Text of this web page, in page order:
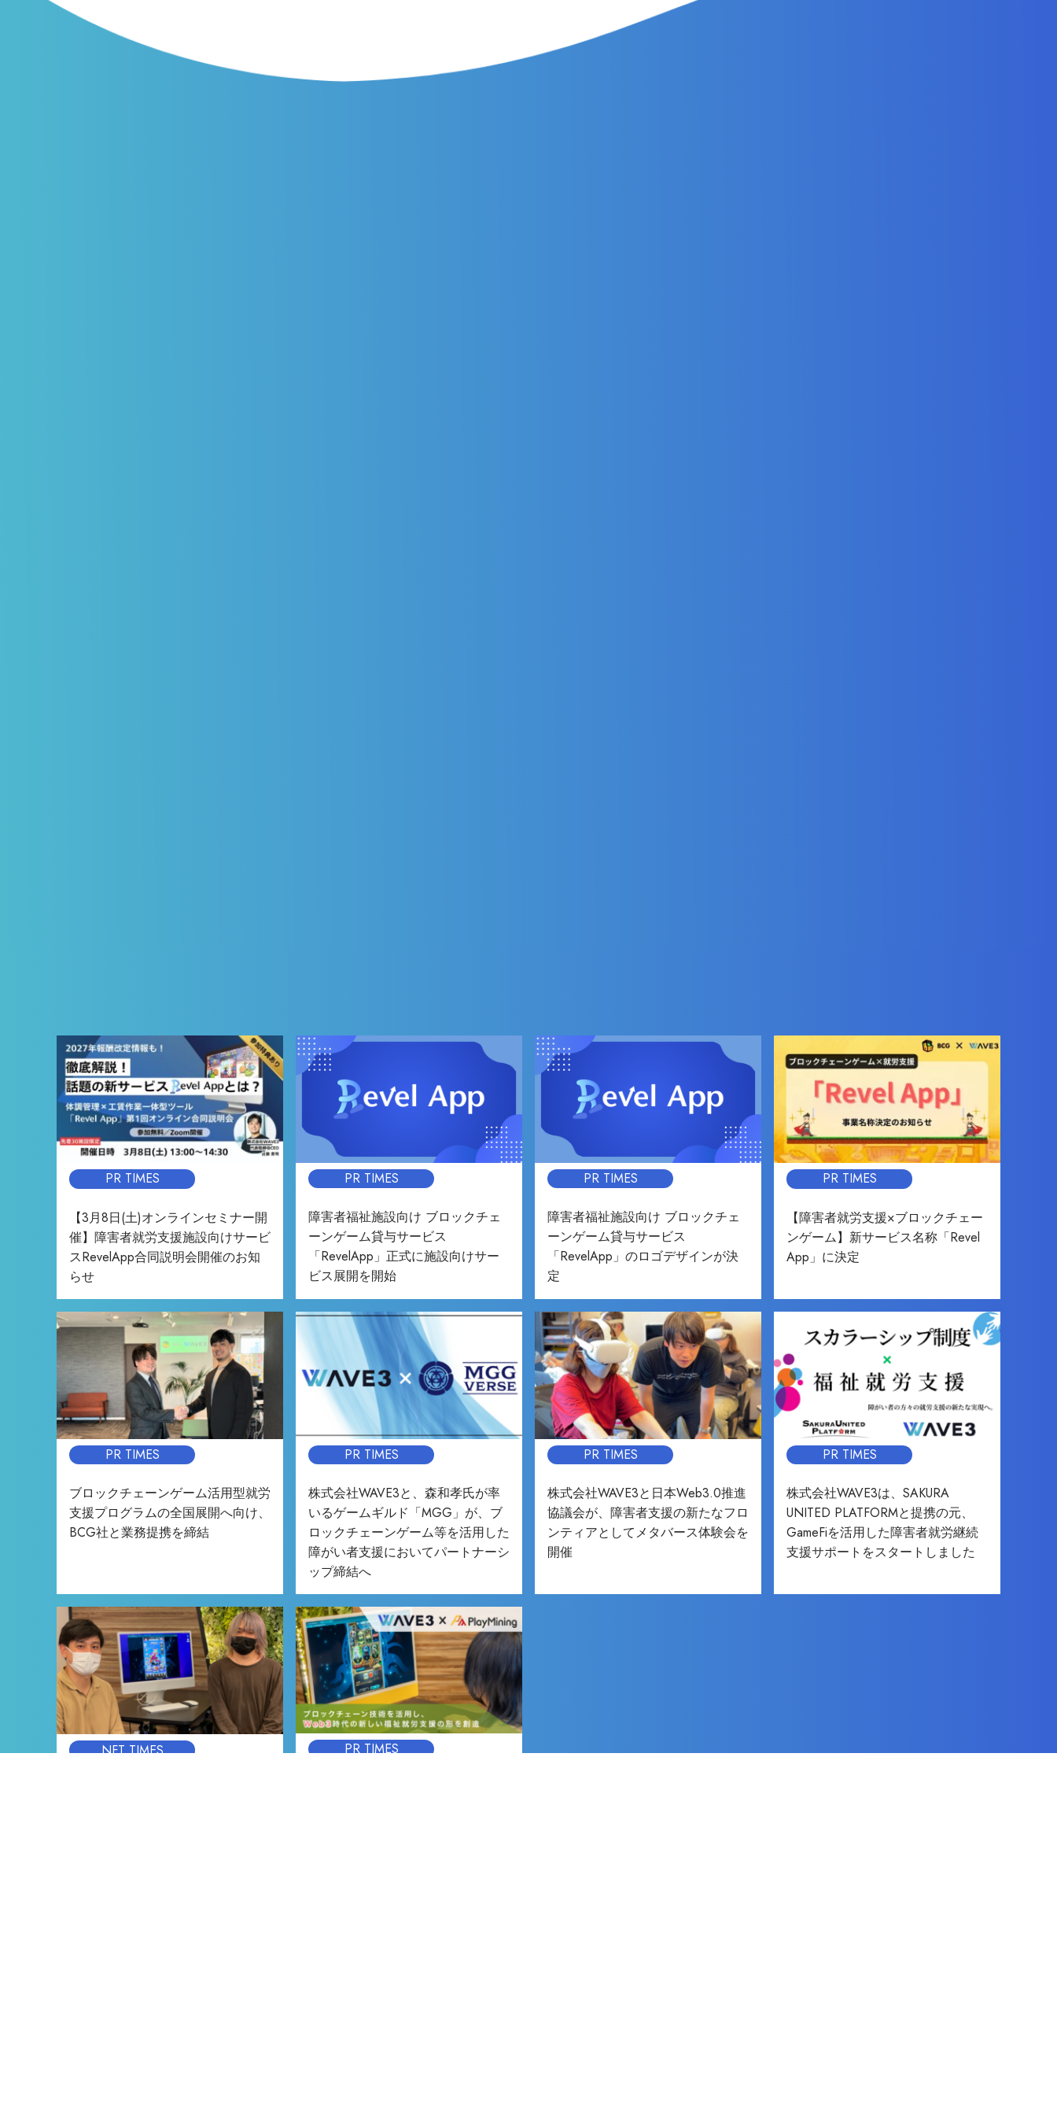
PR TIMES
【3月8日(土)オンラインセミナー開
催】障害者就労支援施設向けサービ
スRevelApp合同説明会開催のお知
らせ
PR TIMES
障害者福祉施設向け ブロックチェ
ーンゲーム貸与サービス
「RevelApp」正式に施設向けサー
ビス展開を開始
PR TIMES
障害者福祉施設向け ブロックチェ
ーンゲーム貸与サービス
「RevelApp」のロゴデザインが決
定
PR TIMES
【障害者就労支援×ブロックチェー
ンゲーム】新サービス名称「Revel
App」に決定
PR TIMES
ブロックチェーンゲーム活用型就労
支援プログラムの全国展開へ向け、
BCG社と業務提携を締結
PR TIMES
株式会社WAVE3と、森和孝氏が率
いるゲームギルド「MGG」が、ブ
ロックチェーンゲーム等を活用した
障がい者支援においてパートナーシ
ップ締結へ
PR TIMES
株式会社WAVE3と日本Web3.0推進
協議会が、障害者支援の新たなフロ
ンティアとしてメタバース体験会を
開催
PR TIMES
株式会社WAVE3は、SAKURA
UNITED PLATFORMと提携の元、
GameFiを活用した障害者就労継続
支援サポートをスタートしました
NFT TIMES PR TIMES